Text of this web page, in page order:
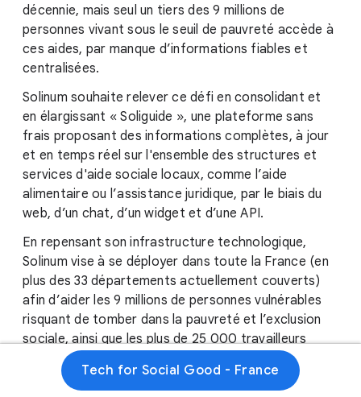
décennie, mais seul un tiers des 9 millions de
personnes vivant sous le seuil de pauvreté accède à
ces aides, par manque d’informations fiables et
centralisées.
Solinum souhaite relever ce défi en consolidant et
en élargissant « Soliguide », une plateforme sans
frais proposant des informations complètes, à jour
et en temps réel sur l'ensemble des structures et
services d'aide sociale locaux, comme l’aide
alimentaire ou l’assistance juridique, par le biais du
web, d’un chat, d’un widget et d’une API.
En repensant son infrastructure technologique,
Solinum vise à se déployer dans toute la France (en
plus des 33 départements actuellement couverts)
afin d’aider les 9 millions de personnes vulnérables
risquant de tomber dans la pauvreté et l’exclusion
sociale, ainsi que les plus de 25 000 travailleurs
sociaux qui les assistent directement.
Tech for Social Good - France